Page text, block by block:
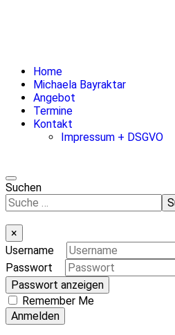
Home
Michaela Bayraktar
Angebot
Termine
Kontakt
Impressum + DSGVO
Suchen
×
Username
Passwort
Passwort anzeigen
Remember Me
Anmelden